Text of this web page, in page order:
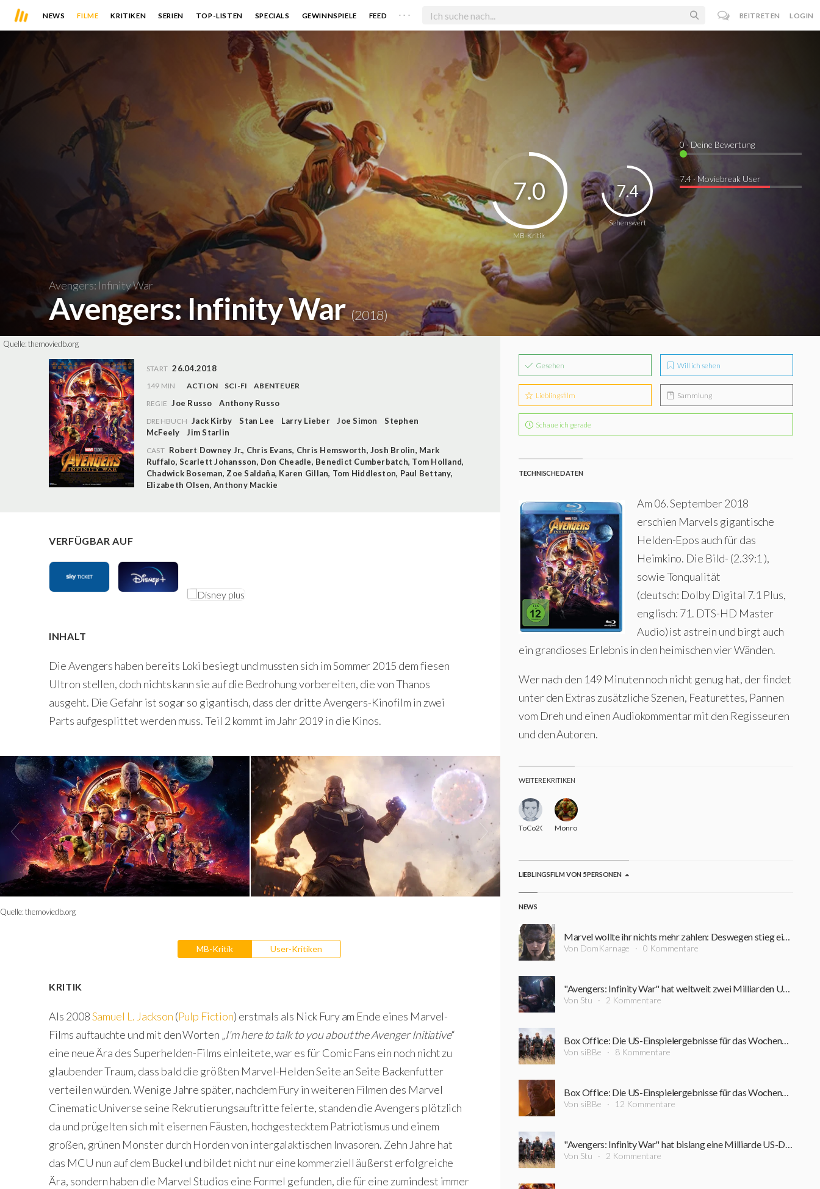
NEWS FILME KRITIKEN SERIEN TOP-LISTEN SPECIALS GEWINNSPIELE FEED . . . BEITRETEN LOGIN
Avengers: Infinity War
Avengers: Infinity War(2018)
MB-Kritik
7.0
Sehenswert
7.4
0· Deine Bewertung
7.4 · Moviebreak User
Quelle:themoviedb.org
START 26.04.2018
149 MIN ACTION SCI-FI
ABENTEUER
REGIE Joe Russo Anthony Russo
DREHBUCH Jack Kirby Stan Lee Larry Lieber Joe Simon
Stephen
McFeely
Jim Starlin
CAST Robert Downey Jr., Chris Evans, Chris Hemsworth,Josh Brolin, Mark
Ruffalo,Scarlett Johansson, Don Cheadle, Benedict Cumberbatch, Tom Holland,
Chadwick Boseman, Zoe Saldaña, Karen Gillan, Tom Hiddleston, Paul Bettany,
Elizabeth Olsen,Anthony Mackie
VERFÜGBAR AUF
INHALT
Die Avengers haben bereits Loki besiegt und mussten sich im Sommer 2015 dem fiesen
Ultron stellen, doch nichts kann sie auf die Bedrohung vorbereiten, die von Thanos
ausgeht. Die Gefahr ist sogar so gigantisch, dass der dritte Avengers-Kinofilm in zwei
Parts aufgesplittet werden muss. Teil 2 kommt im Jahr 2019 in die Kinos.
Quelle:themoviedb.org
MB-Kritik User-Kritiken
KRITIK
Als 2008Samuel L. Jackson (Pulp Fiction) erstmals als Nick Fury am Ende eines Marvel-
Films auftauchte und mit den Worten „I'm here to talk to you about the Avenger Initiative“
eine neue Ära des Superhelden-Films einleitete, war es für Comic Fans ein noch nicht zu
glaubender Traum, dass bald die größten Marvel-Helden Seite an Seite Backenfutter
verteilen würden. Wenige Jahre später, nachdem Fury in weiteren Filmen des Marvel
Cinematic Universe seine Rekrutierungsauftritte feierte, standen die Avengers plötzlich
da und prügelten sich mit eisernen Fäusten, hochgestecktem Patriotismus und einem
großen, grünen Monster durch Horden von intergalaktischen Invasoren. Zehn Jahre hat
das MCU nun auf dem Buckel und bildet nicht nur eine kommerziell äußerst erfolgreiche
Ära, sondern haben die Marvel Studios eine Formel gefunden, die für eine zumindest immer
Gesehen Will ich sehen
Lieblingsfilm Sammlung
Schaue ich gerade
TECHNISCHE DATEN
Am 06. September 2018
erschien Marvels gigantische
Helden-Epos auch für das
Heimkino. Die Bild- (2.39:1 ),
sowie Tonqualität
(deutsch: Dolby Digital 7.1 Plus,
englisch: 71. DTS-HD Master
Audio) ist astrein und birgt auch
ein grandioses Erlebnis in den heimischen vier Wänden.
Wer nach den 149 Minuten noch nicht genug hat, der findet
unter den Extras zusätzliche Szenen, Featurettes, Pannen
vom Dreh und einen Audiokommentar mit den Regisseuren
und den Autoren.
WEITERE KRITIKEN
ToCo2018 Monroe
LIEBLINGSFILM VON 5 PERSONEN
NEWS
Marvel wollte ihr nichts mehr zahlen: Deswegen stieg ein TV-Star vorzeitig aus dem MCU aus
Von DomKarnage 0 Kommentare
"Avengers: Infinity War" hat weltweit zwei Milliarden US-Dollar eingespielt
Von Stu 2 Kommentare
Box Office: Die US-Einspielergebnisse für das Wochenende 11.05.-13.05.2018
Von siBBe 8 Kommentare
Box Office: Die US-Einspielergebnisse für das Wochenende 04.05.-06.05.2018
Von siBBe 12 Kommentare
"Avengers: Infinity War" hat bislang eine Milliarde US-Dollar eingespielt - in nur elf Tagen!
Von Stu 2 Kommentare